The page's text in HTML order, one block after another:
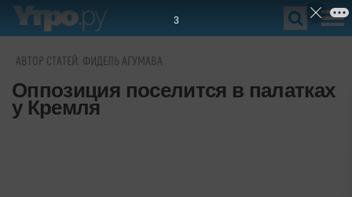
АВТОР СТАТЕЙ: ФИДЕЛЬ АГУМАВА
Оппозиция поселится в палатках
у Кремля
2